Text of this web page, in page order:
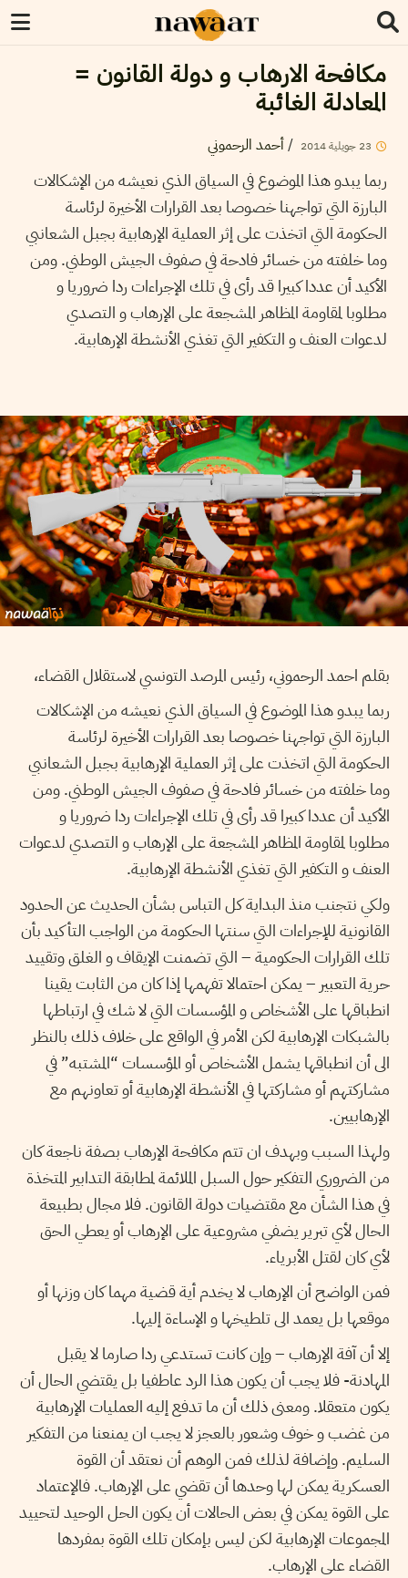
مكافحة الارهاب و دولة القانون =
المعادلة الغائبة
23 جويلية2014
/أحمد الرحموني
ربما يبدو هذا الموضوع في السياق الذي نعيشه من الإشكالات
البارزة التي تواجهنا خصوصا بعد القرارات الأخيرة لرئاسة
الحكومة التي اتخذت على إثر العملية الإرهابية بجبل الشعانبي
وما خلفته من خسائر فادحة في صفوف الجيش الوطني. ومن
الأكيد أن عددا كبيرا قد رأى في تلك الإجراءات ردا ضروريا و
مطلوبا لمقاومة المظاهر المشجعة على الإرهاب و التصدي
لدعوات العنف و التكفير التي تغذي الأنشطة الإرهابية.
بقلم احمد الرحموني، رئيس المرصد التونسي لاستقلال القضاء،
ربما يبدو هذا الموضوع في السياق الذي نعيشه من الإشكالات
البارزة التي تواجهنا خصوصا بعد القرارات الأخيرة لرئاسة
الحكومة التي اتخذت على إثر العملية الإرهابية بجبل الشعانبي
وما خلفته من خسائر فادحة في صفوف الجيش الوطني. ومن
الأكيد أن عددا كبيرا قد رأى في تلك الإجراءات ردا ضروريا و
مطلوبا لمقاومة المظاهر المشجعة على الإرهاب و التصدي لدعوات
العنف و التكفير التي تغذي الأنشطة الإرهابية.
ولكي نتجنب منذ البداية كل التباس بشأن الحديث عن الحدود
القانونية للإجراءات التي سنتها الحكومة من الواجب التأكيد بأن
تلك القرارات الحكومية – التي تضمنت الإيقاف و الغلق وتقييد
حرية التعبير – يمكن احتمالا تفهمها إذا كان من الثابت يقينا
انطباقها على الأشخاص و المؤسسات التي لا شك في ارتباطها
بالشبكات الإرهابية لكن الأمر في الواقع على خلاف ذلك بالنظر
الى أن انطباقها يشمل الأشخاص أو المؤسسات “المشتبه” في
مشاركتهم أو مشاركتها في الأنشطة الإرهابية أو تعاونهم مع
الإرهابيين.
ولهذا السبب وبهدف ان تتم مكافحة الإرهاب بصفة ناجعة كان
من الضروري التفكير حول السبل الملائمة لمطابقة التدابير المتخذة
في هذا الشأن مع مقتضيات دولة القانون. فلا مجال بطبيعة
الحال لأي تبرير يضفي مشروعية على الإرهاب أو يعطي الحق
لأي كان لقتل الأبرياء.
فمن الواضح أن الإرهاب لا يخدم أية قضية مهما كان وزنها أو
موقعها بل يعمد الى تلطيخها و الإساءة إليها.
إلا أن آفة الإرهاب – وإن كانت تستدعي ردا صارما لا يقبل
المهادنة- فلا يجب أن يكون هذا الرد عاطفيا بل يقتضي الحال أن
يكون متعقلا. ومعنى ذلك أن ما تدفع إليه العمليات الإرهابية
من غضب و خوف وشعور بالعجز لا يجب ان يمنعنا من التفكير
السليم. وإضافة لذلك فمن الوهم أن نعتقد أن القوة
العسكرية يمكن لها وحدها أن تقضي على الإرهاب. فالإعتماد
على القوة يمكن في بعض الحالات أن يكون الحل الوحيد لتحييد
المجموعات الإرهابية لكن ليس بإمكان تلك القوة بمفردها
القضاء على الإرهاب.